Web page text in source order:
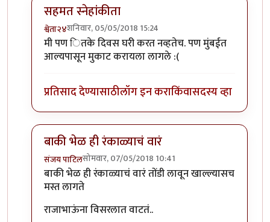
सहमत स्नेहांकीता
श्वेता२४शनिवार, 05/05/2018 15:24
In reply toमस्त !byसस्नेह
मी पण ितके दिवस घरी करत नव्हतेच. पण मुंबईत
आल्यपासून मुकाट करायला लागले :(
प्रतिसाद देण्यासाठीलॉग इन कराकिंवासदस्य व्हा
बाकी भेळ ही रंकाळ्याचं वारं
संजय पाटिलसोमवार, 07/05/2018 10:41
In reply toमस्त !byसस्नेह
बाकी भेळ ही रंकाळ्याचं वारं तोंडी लावून खाल्ल्यासच
मस्त लागते
राजाभाऊंना विसरलात वाटतं..